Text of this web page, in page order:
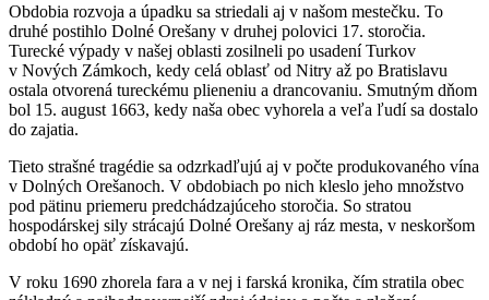
Obdobia rozvoja a úpadku sa striedali aj v našom mestečku. To
druhé postihlo Dolné Orešany v druhej polovici 17. storočia.
Turecké výpady v našej oblasti zosilneli po usadení Turkov
v Nových Zámkoch, kedy celá oblasť od Nitry až po Bratislavu
ostala otvorená tureckému plieneniu a drancovaniu. Smutným dňom
bol 15. august 1663, kedy naša obec vyhorela a veľa ľudí sa dostalo
do zajatia.
Tieto strašné tragédie sa odzrkadľujú aj v počte produkovaného vína
v Dolných Orešanoch. V obdobiach po nich kleslo jeho množstvo
pod pätinu priemeru predchádzajúceho storočia. So stratou
hospodárskej sily strácajú Dolné Orešany aj ráz mesta, v neskoršom
období ho opäť získavajú.
V roku 1690 zhorela fara a v nej i farská kronika, čím stratila obec